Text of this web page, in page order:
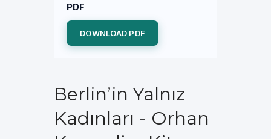
PDF
DOWNLOAD PDF
Berlin’in Yalnız
Kadınları - Orhan